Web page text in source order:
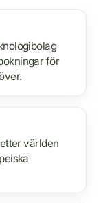
för
världen